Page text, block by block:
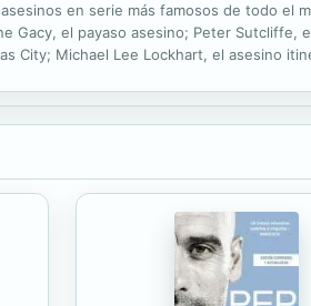
en serie más famosos de todo el
Gacy, el payaso asesino; Peter Sutcliffe,
City; Michael Lee Lockhart, el asesino